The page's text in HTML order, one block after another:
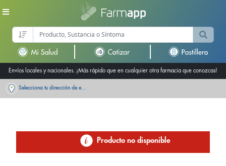
Envíos locales y nacionales. ¡Más rápido que en cualquier otra farmacia que conozcas!
Selecciona tu dirección de entrega
Producto no disponible